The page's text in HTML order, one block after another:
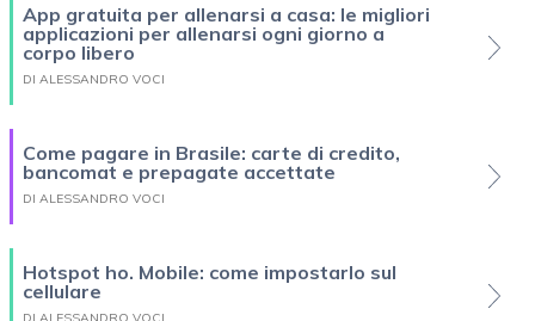
App gratuita per allenarsi a casa: le migliori
applicazioni per allenarsi ogni giorno a
corpo libero
DI ALESSANDRO VOCI
Come pagare in Brasile: carte di credito,
bancomat e prepagate accettate
DI ALESSANDRO VOCI
Hotspot ho. Mobile: come impostarlo sul
cellulare